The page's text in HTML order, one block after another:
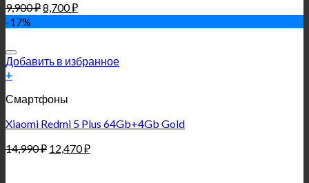
9,900₽8,700₽
-17%
Добавить в избранное
+
Смартфоны
Xiaomi Redmi 5 Plus 64Gb+4Gb Gold
14,990₽ 12,470₽